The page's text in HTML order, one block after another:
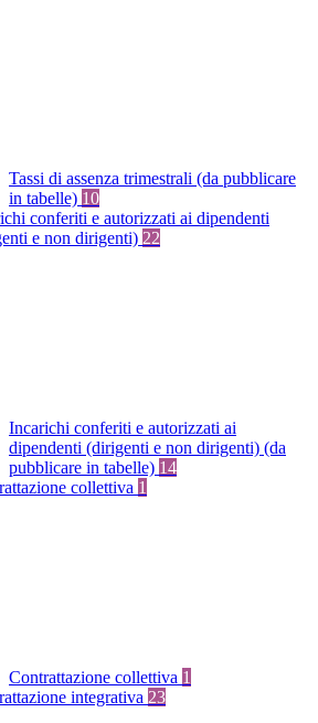
Tassi di assenza trimestrali (da pubblicare
in tabelle) 10
conferiti e autorizzati ai dipendenti
e non dirigenti) 22
Incarichi conferiti e autorizzati ai
dipendenti (dirigenti e non dirigenti) (da
pubblicare in tabelle) 14
collettiva 1
Contrattazione collettiva 1
integrativa 23